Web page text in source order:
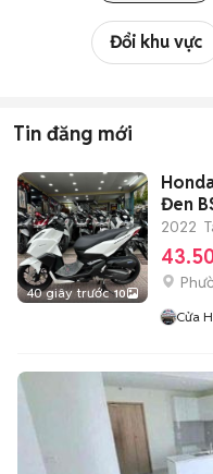
Đổi khu vực
Tin đăng mới
40 giây trước 10
Đen
2022
Cửa